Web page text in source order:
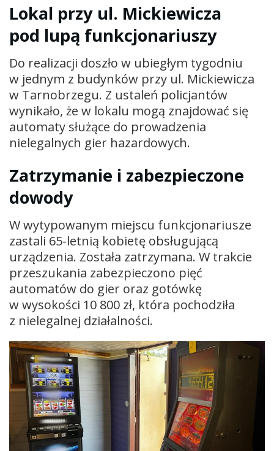
Lokal przy ul. Mickiewicza
pod lupą funkcjonariuszy
Do realizacji doszło w ubiegłym tygodniu
w jednym z budynków przy ul. Mickiewicza
w Tarnobrzegu. Z ustaleń policjantów
wynikało, że w lokalu mogą znajdować się
automaty służące do prowadzenia
nielegalnych gier hazardowych.
Zatrzymanie i zabezpieczone
dowody
W wytypowanym miejscu funkcjonariusze
zastali 65-letnią kobietę obsługującą
urządzenia. Została zatrzymana. W trakcie
przeszukania zabezpieczono pięć
automatów do gier oraz gotówkę
w wysokości 10 800 zł, która pochodziła
z nielegalnej działalności.